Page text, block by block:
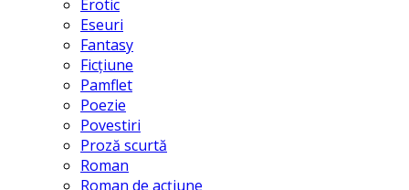
Erotic
Eseuri
Fantasy
Ficțiune
Pamflet
Poezie
Povestiri
Proză scurtă
Roman
Roman de acțiune